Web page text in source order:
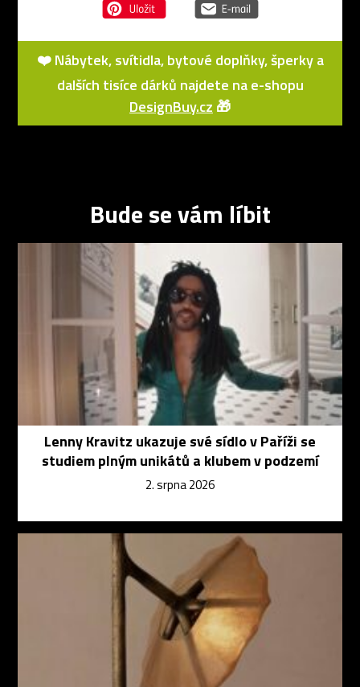
❤️ Nábytek, svítidla, bytové doplňky, šperky a
dalších tisíce dárků najdete na e-shopu
DesignBuy.cz 🎁
Bude se vám líbit
Lenny Kravitz ukazuje své sídlo v Paříži se
studiem plným unikátů a klubem v podzemí
2. srpna 2026